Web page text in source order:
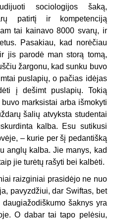
sociologijos šaką,
patirtį ir kompetenciją
tai kainavo 8000 svarų, ir
Pasakiau, kad norėčiau
jis parodė man storą tomą,
žargonu, kad sunku buvo
puslapių, o pačias idėjas
į dešimt puslapių. Tokią
marksistai arba išmokyti
šalių atvyksta studentai
kalba. Esu sutikusi
– kurie per šį pedantišką
anglų kalba. Jie manys, kad
jie turėtų rašyti bei kalbėti.
raizginiai prasidėjo ne nuo
pavyzdžiui, dar Swiftas, bet
šaknys yra
O dabar tai tapo pelėsiu,